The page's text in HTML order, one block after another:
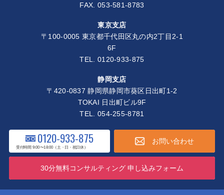
FAX. 053-581-8783
東京支店
〒100-0005 東京都千代田区丸の内2丁目2-1
6F
TEL. 0120-933-875
静岡支店
〒420-0837 静岡県静岡市葵区日出町1-2
TOKAI 日出町ビル9F
TEL. 054-255-8781
0120-933-875
受付時間 9:00〜18:00（土・日・祝日休）
お問い合わせ
30分無料コンサルティング 申し込みフォーム